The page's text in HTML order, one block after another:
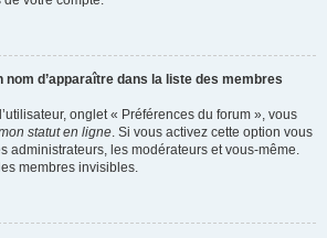
d’apparaître dans la liste des membres
onglet « Préférences du forum », vous
statut en ligne. Si vous activez cette option vous
administrateurs, les modérateurs et vous-même.
membres invisibles.